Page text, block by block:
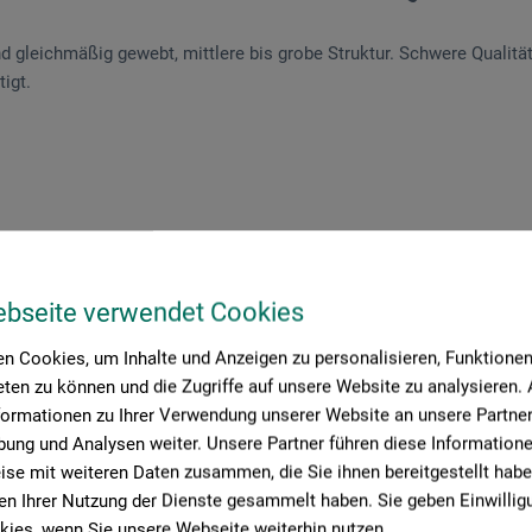
verwendet Cookies
Cookies, um Inhalte und Anzeigen zu personalisieren,
zu können und die Zugriffe auf unsere Website zu analysieren.
zu Ihrer Verwendung unserer Website an unsere
und Analysen weiter. Unsere Partner führen diese
mit weiteren Daten zusammen, die Sie ihnen bereitgestellt
Ihrer Nutzung der Dienste gesammelt haben. Sie geben
gleichmäßig gewebt, mittlere bis grobe Struktur. Schwere
(0)
Schreiben Sie die erste Bewertung zu diesem Produkt
JETZT PRODUKT BEWERTEN